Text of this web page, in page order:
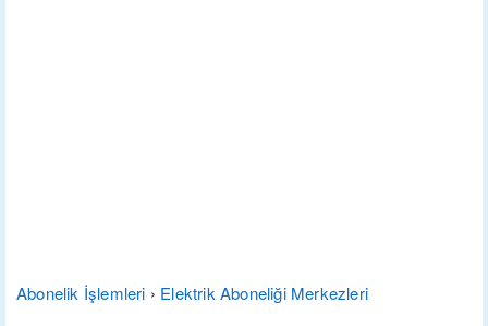
Abonelik İşlemleri › Elektrik Aboneliği Merkezleri